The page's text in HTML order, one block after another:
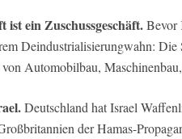
ist ein Zuschussgeschäft.Bevor
Deindustrialisierungwahn:
Automobilbau,
Deutschland hat Israel
der Hamas-